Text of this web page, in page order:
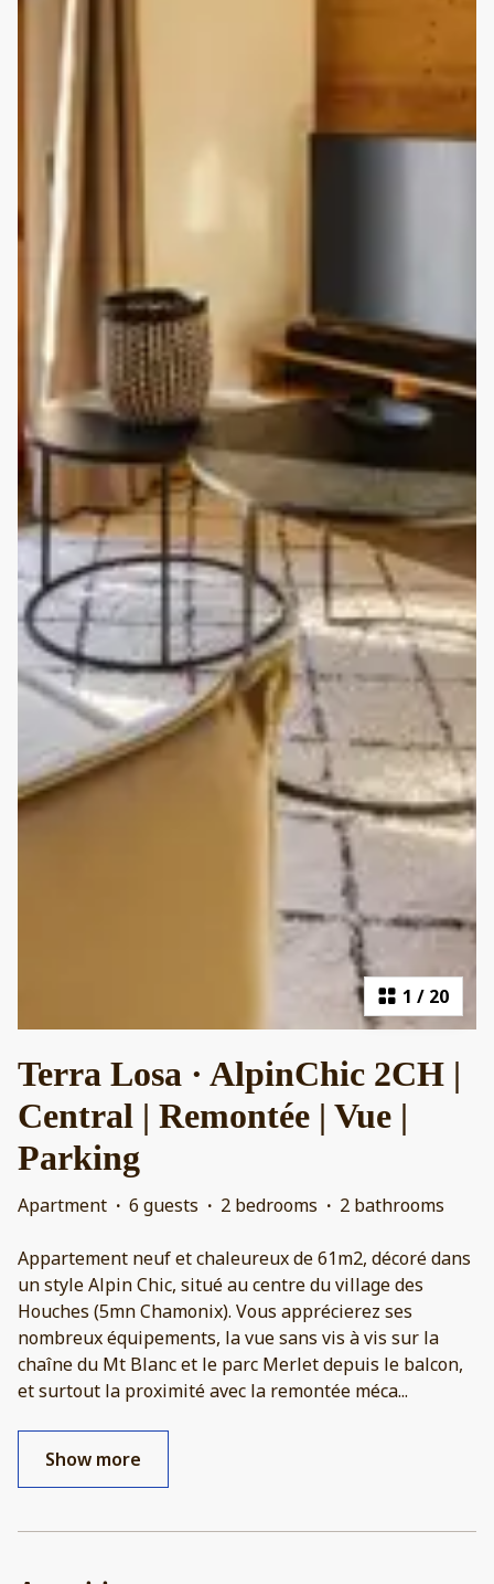
1 / 20
Terra Losa · AlpinChic 2CH |
Central | Remontée | Vue |
Parking
Apartment · 6 guests · 2 bedrooms · 2 bathrooms
Appartement neuf et chaleureux de 61m2, décoré dans
un style Alpin Chic, situé au centre du village des
Houches (5mn Chamonix). Vous apprécierez ses
nombreux équipements, la vue sans vis à vis sur la
chaîne du Mt Blanc et le parc Merlet depuis le balcon,
et surtout la proximité avec la remontée méca...
Show more